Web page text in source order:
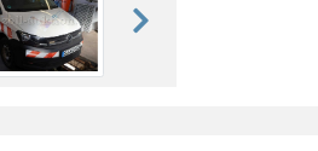
weiter blättern